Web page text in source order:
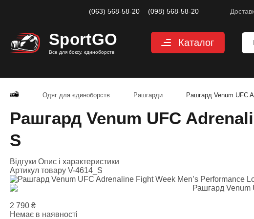
(063) 568-58-20 (098) 568-58-20
SportGO
Все для боксу, єдиноборств
Каталог
Боксерські бинти
Тренажерний зал
Одяг для єдиноборств Рашгарди Рашгард Venum UFC
Рашгард Venum UFC
S
Відгуки Опис і характеристики
Артикул товару V-4614_S
2 790 ₴
Немає в наявності